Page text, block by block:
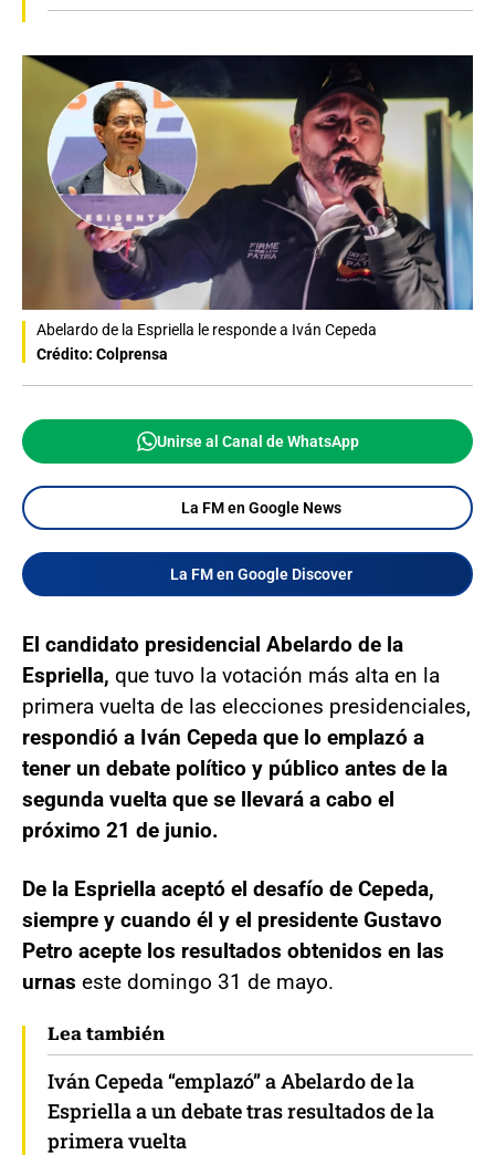
Abelardo de la Espriella le responde a Iván Cepeda
Crédito: Colprensa
Unirse al Canal de WhatsApp
La FM en Google News
La FM en Google Discover
El candidato presidencial Abelardo de la
Espriella, que tuvo la votación más alta en la
primera vuelta de las elecciones presidenciales,
respondió a Iván Cepeda que lo emplazó a
tener un debate político y público antes de la
segunda vuelta que se llevará a cabo el
próximo 21 de junio.
De la Espriella aceptó el desafío de Cepeda,
siempre y cuando él y el presidente Gustavo
Petro acepte los resultados obtenidos en las
urnas este domingo 31 de mayo.
Lea también
Iván Cepeda “emplazó” a Abelardo de la
Espriella a un debate tras resultados de la
primera vuelta